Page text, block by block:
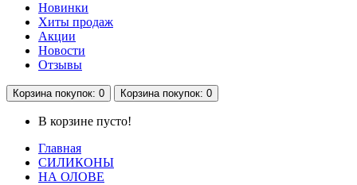
Новинки
Хиты продаж
Акции
Новости
Отзывы
Корзинапокупок: 0 Корзинапокупок: 0
В корзине пусто!
Главная
СИЛИКОНЫ
НА ОЛОВЕ